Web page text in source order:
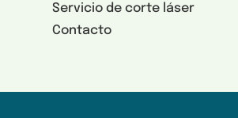
Servicio de corte láser
Contacto